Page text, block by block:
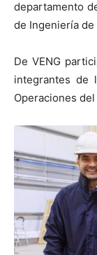
departamento
de Ingeniería de
De VENG
integrantes de
Operaciones